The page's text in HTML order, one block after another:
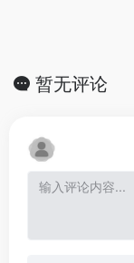
暂无评论